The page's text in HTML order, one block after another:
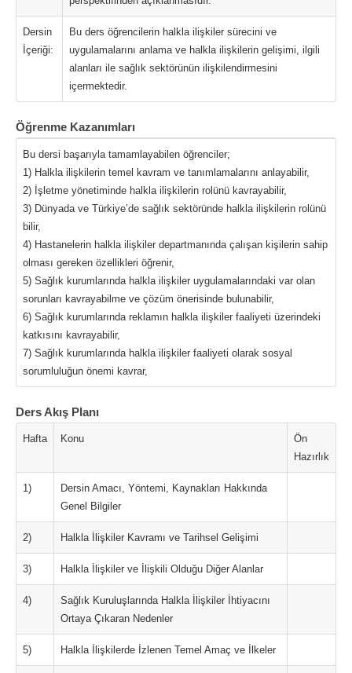
Dersin
İçeriği:
Bu ders öğrencilerin halkla ilişkiler sürecini ve
uygulamalarını anlama ve halkla ilişkilerin gelişimi, ilgili
alanları ile sağlık sektörünün ilişkilendirmesini
içermektedir.
Öğrenme Kazanımları
Bu dersi başarıyla tamamlayabilen öğrenciler;
1) Halkla ilişkilerin temel kavram ve tanımlamalarını anlayabilir,
2) İşletme yönetiminde halkla ilişkilerin rolünü kavrayabilir,
3) Dünyada ve Türkiye’de sağlık sektöründe halkla ilişkilerin rolünü
bilir,
4) Hastanelerin halkla ilişkiler departmanında çalışan kişilerin sahip
olması gereken özellikleri öğrenir,
5) Sağlık kurumlarında halkla ilişkiler uygulamalarındaki var olan
sorunları kavrayabilme ve çözüm önerisinde bulunabilir,
6) Sağlık kurumlarında reklamın halkla ilişkiler faaliyeti üzerindeki
katkısını kavrayabilir,
7) Sağlık kurumlarında halkla ilişkiler faaliyeti olarak sosyal
sorumluluğun önemi kavrar,
Ders Akış Planı
Hafta Konu
Ön
Hazırlık
1)
Dersin Amacı, Yöntemi, Kaynakları Hakkında
Genel Bilgiler
2) Halkla İlişkiler Kavramı ve Tarihsel Gelişimi
3) Halkla İlişkiler ve İlişkili Olduğu Diğer Alanlar
4)
Sağlık Kuruluşlarında Halkla İlişkiler İhtiyacını
Ortaya Çıkaran Nedenler
5) Halkla İlişkilerde İzlenen Temel Amaç ve İlkeler